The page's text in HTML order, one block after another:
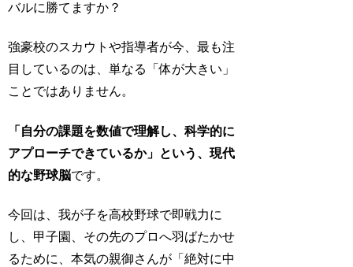
バルに勝てますか？
強豪校のスカウトや指導者が今、最も注
目しているのは、単なる「体が大きい」
ことではありません。
「自分の課題を数値で理解し、科学的に
アプローチできているか」という、現代
的な野球脳です。
今回は、我が子を高校野球で即戦力に
し、甲子園、その先のプロへ羽ばたかせ
るために、本気の親御さんが「絶対に中